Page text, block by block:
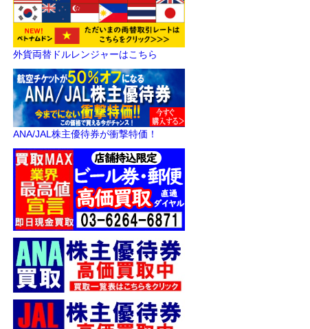
外貨両替ドルレンジャーはこちら
ANA/JAL株主優待券が衝撃特価！